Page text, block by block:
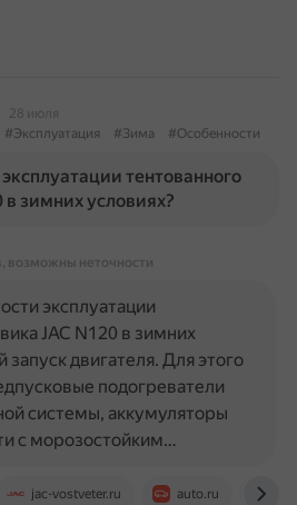
28 июля
#Эксплуатация #Зима #Особенности
тентованного
в зимних условиях?
возможны неточности
jac-vostveter.ru auto.ru
эксплуатации
JAC N120 в зимних
двигателя. Для этого
подогреватели
системы, аккумуляторы
с морозостойким…